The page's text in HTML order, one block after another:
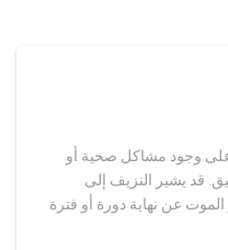
على وجود مشاكل صحية أو
قد يشير النزيف إلى
عن نهاية دورة أو فترة